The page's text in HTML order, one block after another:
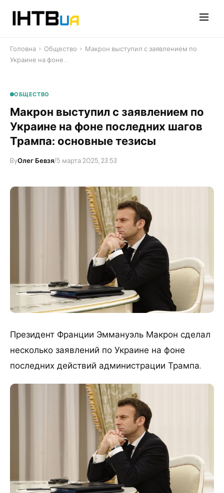
Головна › Общество › Макрон выступил с заявлением по
Украине на фоне…
ОБЩЕСТВО
Макрон выступил с заявлением по
Украине на фоне последних шагов
Трампа: основные тезисы
ByОлег Бевзя/5 марта 2025, 23:53
Президент Франции Эммануэль Макрон сделал
несколько заявлений по Украине на фоне
последних действий администрации Трампа.